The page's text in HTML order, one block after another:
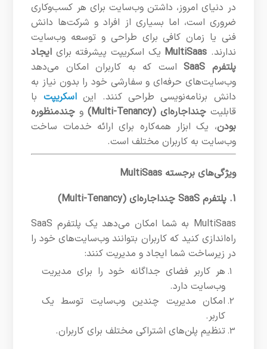
در دنیای امروز، داشتن وب‌سایت برای هر کسب‌وکاری
ضروری است، اما بسیاری از افراد و شرکت‌ها دانش
فنی یا زمان کافی برای طراحی و توسعه وب‌سایت
ندارند. MultiSaas یک اسکریپت پیشرفته برای ایجاد
پلتفرم SaaS
است که به کاربران امکان می‌دهد
وب‌سایت‌های حرفه‌ای و سفارشی خود را بدون نیاز به
دانش برنامه‌نویسی طراحی کنند. ایناسکریپت با
قابلیتچنداجاره‌ای (Multi-Tenancy) و چندمنظوره
بودن، یک ابزار همه‌کاره برای ارائه خدمات ساخت
وب‌سایت به کاربران مختلف است.
ویژگی‌های برجسته MultiSaas
1. پلتفرم SaaS چنداجاره‌ای (Multi-Tenancy)
MultiSaas به شما امکان می‌دهد یک پلتفرم SaaS
راه‌اندازی کنید که کاربران بتوانند وب‌سایت‌های خود را
در زیرساخت شما ایجاد و مدیریت کنند:
هر کاربر فضای جداگانه خود را برای مدیریت
وب‌سایت دارد.
امکان مدیریت چندین وب‌سایت توسط یک
کاربر.
تنظیم پلن‌های اشتراکی مختلف برای کاربران.